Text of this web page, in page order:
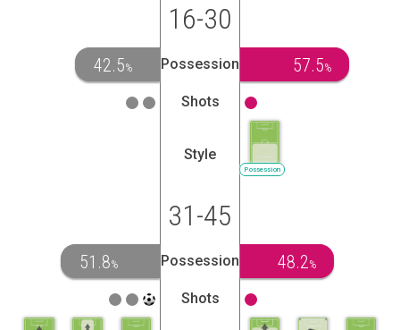
16-30
42.5% Possession 57.5%
Shots
Style
Possession
31-45
51.8% Possession 48.2%
Shots